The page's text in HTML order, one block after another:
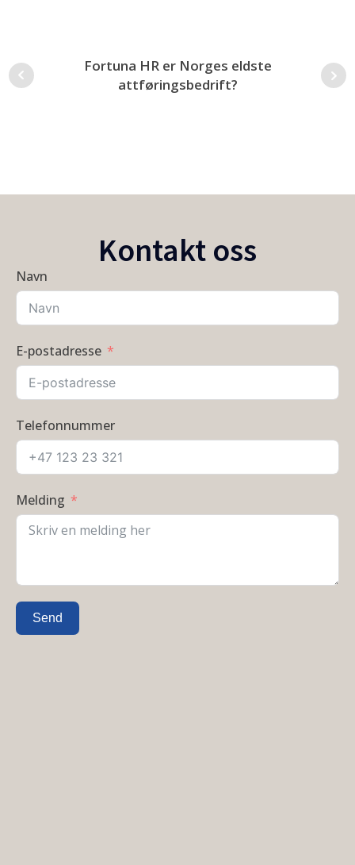
Fortuna HR er Norges eldste
attføringsbedrift?
Kontakt oss
Navn
E-postadresse
Telefonnummer
Melding
Send